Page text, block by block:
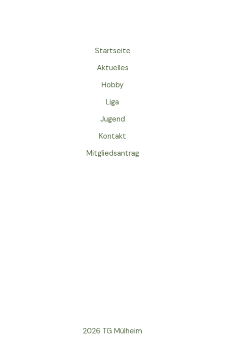
Startseite
Aktuelles
Hobby
Liga
Jugend
Kontakt
Mitgliedsantrag
2026 TG Mülheim